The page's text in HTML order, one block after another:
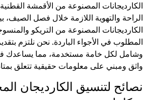
الكارديجانات المصنوعة من الأقمشة القطنية
الراحة والتهوية اللازمة خلال فصل الصيف،
الكارديجانات المصنوعة من التريكو
المطلوب في الأجواء الباردة. نحن نلتزم
وشامل لكل خامة مستخدمة، مما يساعدك
واثق ومبني على معلومات حقيقية تتعلق
نصائح لتنسيق الكارديجان